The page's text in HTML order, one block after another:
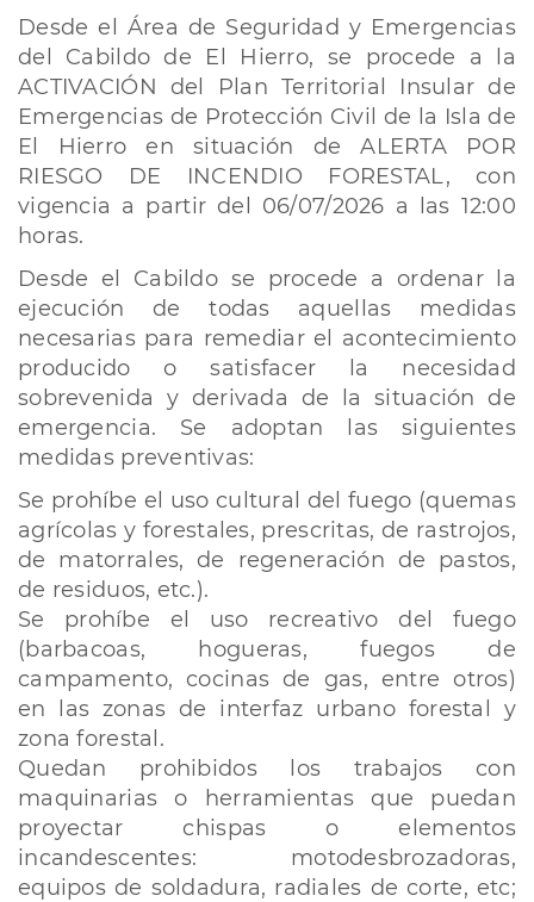
Desde el Área de Seguridad y Emergencias
del Cabildo de El Hierro, se procede a la
ACTIVACIÓN del Plan Territorial Insular de
Emergencias de Protección Civil de la Isla de
El Hierro en situación de ALERTA POR
RIESGO DE INCENDIO FORESTAL, con
vigencia a partir del 06/07/2026 a las 12:00
horas.
Desde el Cabildo se procede a ordenar la
ejecución de todas aquellas medidas
necesarias para remediar el acontecimiento
producido o satisfacer la necesidad
sobrevenida y derivada de la situación de
emergencia. Se adoptan las siguientes
medidas preventivas:
Se prohíbe el uso cultural del fuego (quemas
agrícolas y forestales, prescritas, de rastrojos,
de matorrales, de regeneración de pastos,
de residuos, etc.).
Se prohíbe el uso recreativo del fuego
(barbacoas, hogueras, fuegos de
campamento, cocinas de gas, entre otros)
en las zonas de interfaz urbano forestal y
zona forestal.
Quedan prohibidos los trabajos con
maquinarias o herramientas que puedan
proyectar chispas o elementos
incandescentes: motodesbrozadoras,
equipos de soldadura, radiales de corte, etc;